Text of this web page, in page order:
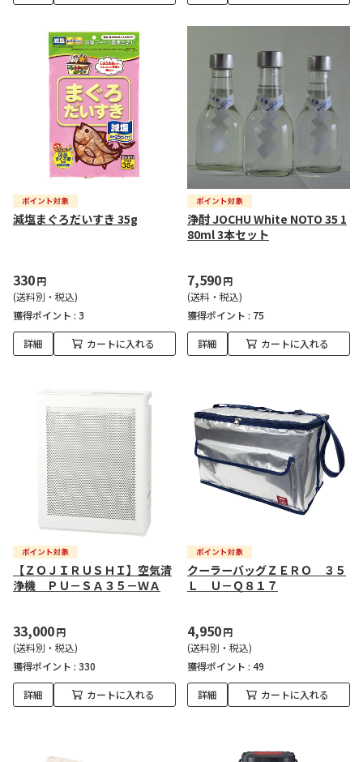
減塩まぐろだいすき 35g
330円
(送料別・税込)
獲得ポイント : 3
詳細 カートに入れる
浄酎 JOCHU White NOTO 35 1
80ml 3本セット
7,590円
(送料・税込)
獲得ポイント : 75
詳細 カートに入れる
【ＺＯＪＩＲＵＳＨＩ】空気清
浄機 ＰＵ－ＳＡ３５－ＷＡ
33,000円
(送料別・税込)
獲得ポイント : 330
詳細 カートに入れる
クーラーバッグＺＥＲＯ ３５
Ｌ Ｕ－Ｑ８１７
4,950円
(送料別・税込)
獲得ポイント : 49
詳細 カートに入れる